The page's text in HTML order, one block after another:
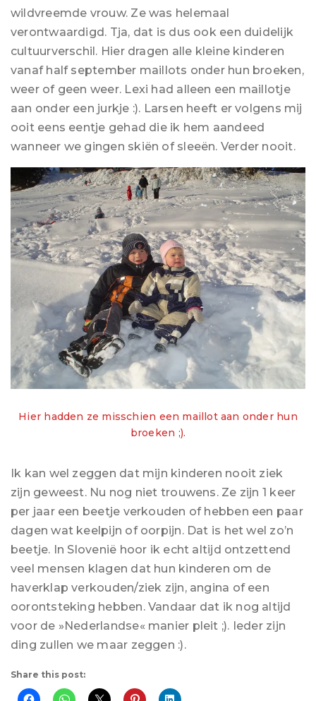
wildvreemde vrouw. Ze was helemaal
verontwaardigd. Tja, dat is dus ook een duidelijk
cultuurverschil. Hier dragen alle kleine kinderen
vanaf half september maillots onder hun broeken,
weer of geen weer. Lexi had alleen een maillotje
aan onder een jurkje :). Larsen heeft er volgens mij
ooit eens eentje gehad die ik hem aandeed
wanneer we gingen skiën of sleeën. Verder nooit.
Hier hadden ze misschien een maillot aan onder hun
broeken ;).
Ik kan wel zeggen dat mijn kinderen nooit ziek
zijn geweest. Nu nog niet trouwens. Ze zijn 1 keer
per jaar een beetje verkouden of hebben een paar
dagen wat keelpijn of oorpijn. Dat is het wel zo’n
beetje. In Slovenië hoor ik echt altijd ontzettend
veel mensen klagen dat hun kinderen om de
haverklap verkouden/ziek zijn, angina of een
oorontsteking hebben. Vandaar dat ik nog altijd
voor de »Nederlandse« manier pleit ;). Ieder zijn
ding zullen we maar zeggen :).
Share this post: